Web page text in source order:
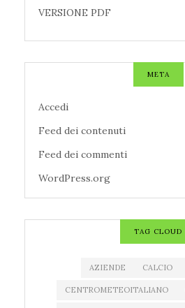
VERSIONE PDF
META
Accedi
Feed dei contenuti
Feed dei commenti
WordPress.org
TAG CLOUD
AZIENDE CALCIO
CENTROMETEOITALIANO